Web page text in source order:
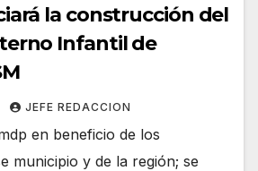
la construcción del
Infantil de
JEFE REDACCION
en beneficio de los
municipio y de la región; se